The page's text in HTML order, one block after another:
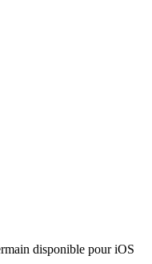
disponible pour iOS